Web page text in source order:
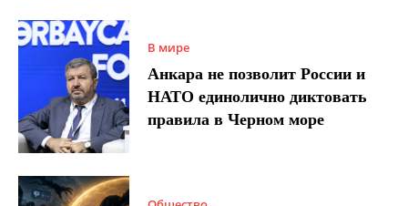
В мире
Анкара не позволит России и
НАТО единолично диктовать
правила в Черном море